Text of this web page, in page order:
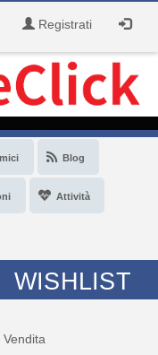
Registrati
Blog
Attività
WISHLIST
Vendita